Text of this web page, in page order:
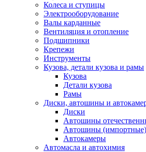
Колеса и ступицы
Электрооборудование
Валы карданные
Вентиляция и отопление
Подшипники
Крепежи
Инструменты
Кузова, детали кузова и рамы
Кузова
Детали кузова
Рамы
Диски, автошины и
Диски
Автошины
Автошины (импортные)
Автокамеры
Автомасла и автохимия